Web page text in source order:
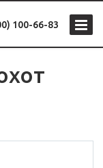
100-66-83